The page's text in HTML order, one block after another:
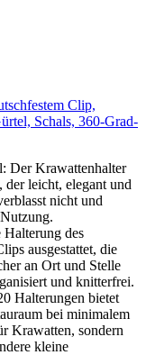
Clip,
Schals, 360-Grad-
Der Krawattenhalter
leicht, elegant und
nicht und
des
ausgestattet, die
an Ort und Stelle
und knitterfrei.
Halterungen bietet
bei minimalem
Krawatten, sondern
kleine